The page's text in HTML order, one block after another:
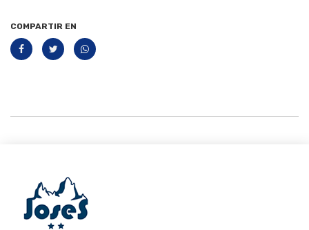
COMPARTIR EN